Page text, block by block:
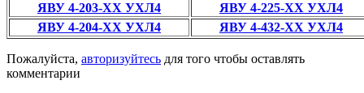
ЯВУ 4-203-ХХ УХЛ4
ЯВУ 4-225-ХХ УХЛ4
ЯВУ 4-204-ХХ УХЛ4
ЯВУ 4-432-ХХ УХЛ4
Пожалуйста, авторизуйтесь для того чтобы оставлять
комментарии